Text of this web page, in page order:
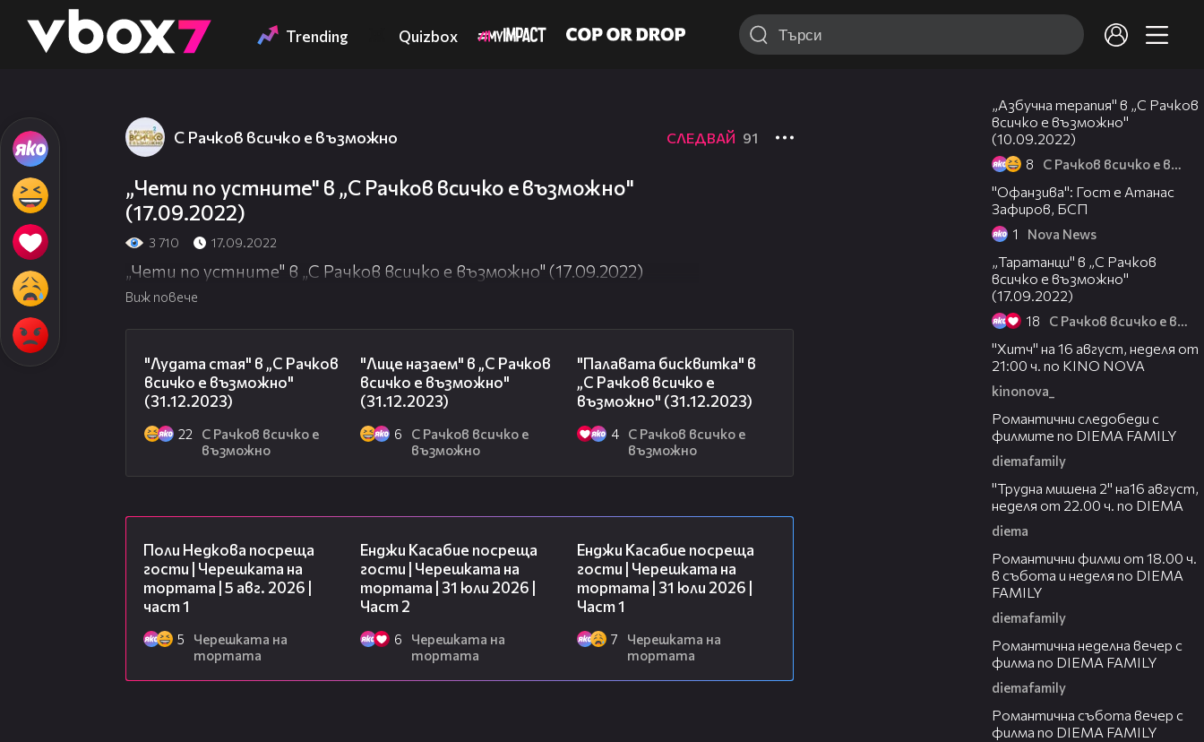
👾 Trending Quizbox
С Рачков всичко е възможно СЛЕДВАЙ 91
„Чети по устните" в „С Рачков всичко е възможно"
(17.09.2022)
3 710 17.09.2022
„Чети по устните" в „С Рачков всичко е възможно" (17.09.2022)
Виж повече
"Лудата стая" в „С Рачков
всичко е възможно"
(31.12.2023)
22
С Рачков всичко е
възможно
"Лице назаем" в „С Рачков
всичко е възможно"
(31.12.2023)
6
С Рачков всичко е
възможно
"Палавата бисквитка" в
„С Рачков всичко е
възможно" (31.12.2023)
4
С Рачков всичко е
възможно
Поли Недкова посреща
гости | Черешката на
тортата | 5 авг. 2026 |
част 1
5
Черешката на
тортата
Енджи Касабие посреща
гости | Черешката на
тортата | 31 юли 2026 |
Част 2
6
Черешката на
тортата
Енджи Касабие посреща
гости | Черешката на
тортата | 31 юли 2026 |
Част 1
7
Черешката на
тортата
„Азбучна терапия" в „С Рачков
всичко е възможно"
(10.09.2022)
8 С Рачков всичко е възможно
"Офанзива": Гост е Атанас
Зафиров, БСП
1 Nova News
„Таратанци" в „С Рачков
всичко е възможно"
(17.09.2022)
18 С Рачков всичко е възможно
"Хитч" на 16 август, неделя от
21:00 ч. по KINO NOVA
kinonova_
Романтични следобеди с
филмите по DIEMA FAMILY
diemafamily
"Трудна мишена 2" на16 август,
неделя от 22.00 ч. по DIEMA
diema
Романтични филми от 18.00 ч.
в събота и неделя по DIEMA
FAMILY
diemafamily
Романтичнa неделна вечер с
филма по DIEMA FAMILY
diemafamily
Романтичнa събота вечер с
филма по DIEMA FAMILY